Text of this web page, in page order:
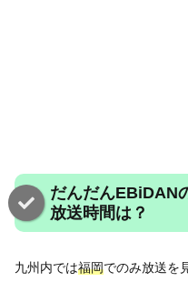
だんだんEBiDAN
放送時間は？
九州内では福岡でのみ放送を